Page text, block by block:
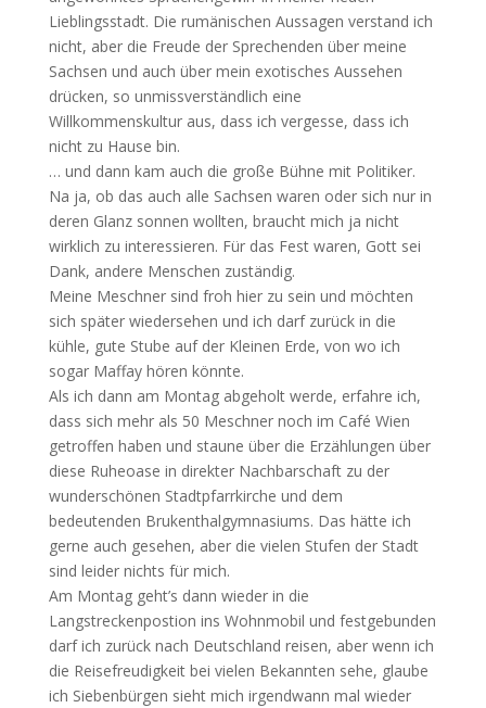
Lieblingsstadt. Die rumänischen Aussagen verstand ich
nicht, aber die Freude der Sprechenden über meine
Sachsen und auch über mein exotisches Aussehen
drücken, so unmissverständlich eine
Willkommenskultur aus, dass ich vergesse, dass ich
nicht zu Hause bin.
… und dann kam auch die große Bühne mit Politiker.
Na ja, ob das auch alle Sachsen waren oder sich nur in
deren Glanz sonnen wollten, braucht mich ja nicht
wirklich zu interessieren. Für das Fest waren, Gott sei
Dank, andere Menschen zuständig.
Meine Meschner sind froh hier zu sein und möchten
sich später wiedersehen und ich darf zurück in die
kühle, gute Stube auf der Kleinen Erde, von wo ich
sogar Maffay hören könnte.
Als ich dann am Montag abgeholt werde, erfahre ich,
dass sich mehr als 50 Meschner noch im Café Wien
getroffen haben und staune über die Erzählungen über
diese Ruheoase in direkter Nachbarschaft zu der
wunderschönen Stadtpfarrkirche und dem
bedeutenden Brukenthalgymnasiums. Das hätte ich
gerne auch gesehen, aber die vielen Stufen der Stadt
sind leider nichts für mich.
Am Montag geht’s dann wieder in die
Langstreckenpostion ins Wohnmobil und festgebunden
darf ich zurück nach Deutschland reisen, aber wenn ich
die Reisefreudigkeit bei vielen Bekannten sehe, glaube
ich Siebenbürgen sieht mich irgendwann mal wieder